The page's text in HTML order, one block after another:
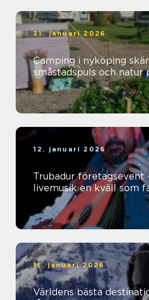
31. januari 2026
Camping i nyköping skärgårdskänsla,
småstadspuls och natur
12. januari 2026
Trubadur företagsevent
livemusik en kväll som
11. januari 2026
Världens bästa